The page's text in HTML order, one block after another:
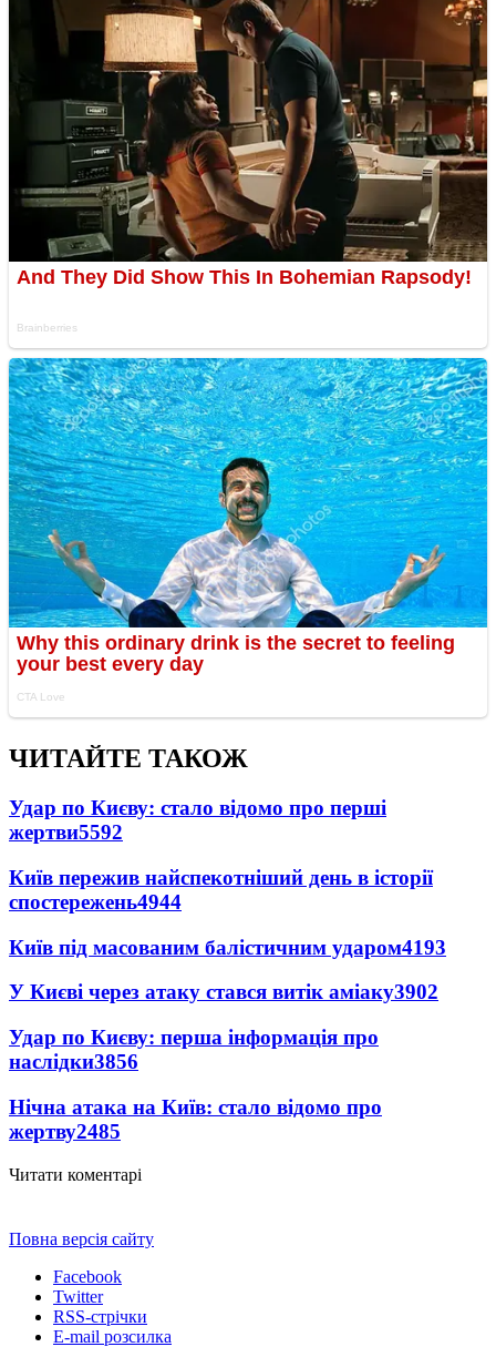
ЧИТАЙТЕ ТАКОЖ
Удар по Києву: стало відомо про перші
жертви5592
Київ пережив найспекотніший день в історії
спостережень4944
Київ під масованим балістичним ударом4193
У Києві через атаку стався витік аміаку3902
Удар по Києву: перша інформація про
наслідки3856
Нічна атака на Київ: стало відомо про
жертву2485
Читати коментарі
Повна версія сайту
Facebook
Twitter
RSS-стрічки
E-mail розсилка